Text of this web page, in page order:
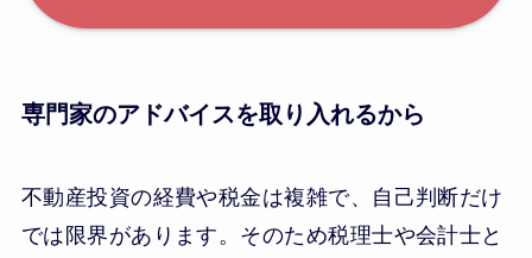
専門家のアドバイスを取り入れるから
不動産投資の経費や税金は複雑で、自己判断だけ
では限界があります。そのため税理士や会計士と